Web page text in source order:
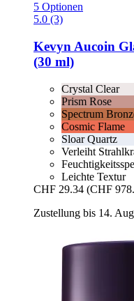
5 Optionen
5.0 (3)
Kevyn Aucoin
(30 ml)
Crystal Clear
Prism Rose
Spectrum
Cosmic Flame
Sloar Quartz
Verleiht
Leichte Textur
CHF 29.34 (CHF
Zustellung bis 14.